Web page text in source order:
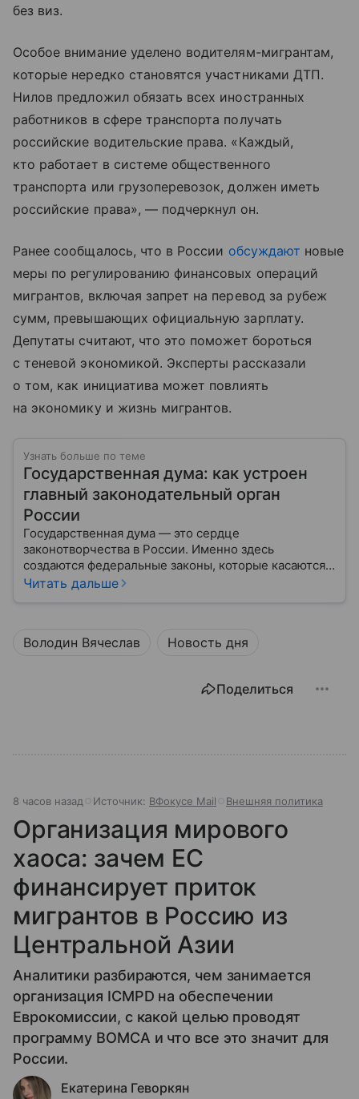
без виз.
Особое внимание уделено водителям-мигрантам,
которые нередко становятся участниками ДТП.
Нилов предложил обязать всех иностранных
работников в сфере транспорта получать
российские водительские права. «Каждый,
кто работает в системе общественного
транспорта или грузоперевозок, должен иметь
российские права», — подчеркнул он.
Ранее сообщалось, что в России обсуждают новые
меры по регулированию финансовых операций
мигрантов, включая запрет на перевод за рубеж
сумм, превышающих официальную зарплату.
Депутаты считают, что это поможет бороться
с теневой экономикой. Эксперты рассказали
о том, как инициатива может повлиять
на экономику и жизнь мигрантов.
Узнать больше по теме
Государственная дума: как устроен
главный законодательный орган
России
Государственная дума — это сердце
законотворчества в России. Именно здесь
создаются федеральные законы, которые касаются
жизни каждого гражданина: от образования и
Читать дальше
Володин Вячеслав Новость дня
Поделиться
8 часов назад Источник: ВФокусе Mail Внешняя политика
Организация мирового
хаоса: зачем ЕС
финансирует приток
мигрантов в Россию из
Центральной Азии
Аналитики разбираются, чем занимается
организация ICMPD на обеспечении
Еврокомиссии, с какой целью проводят
программу BOMCA и что все это значит для
России.
Екатерина Геворкян